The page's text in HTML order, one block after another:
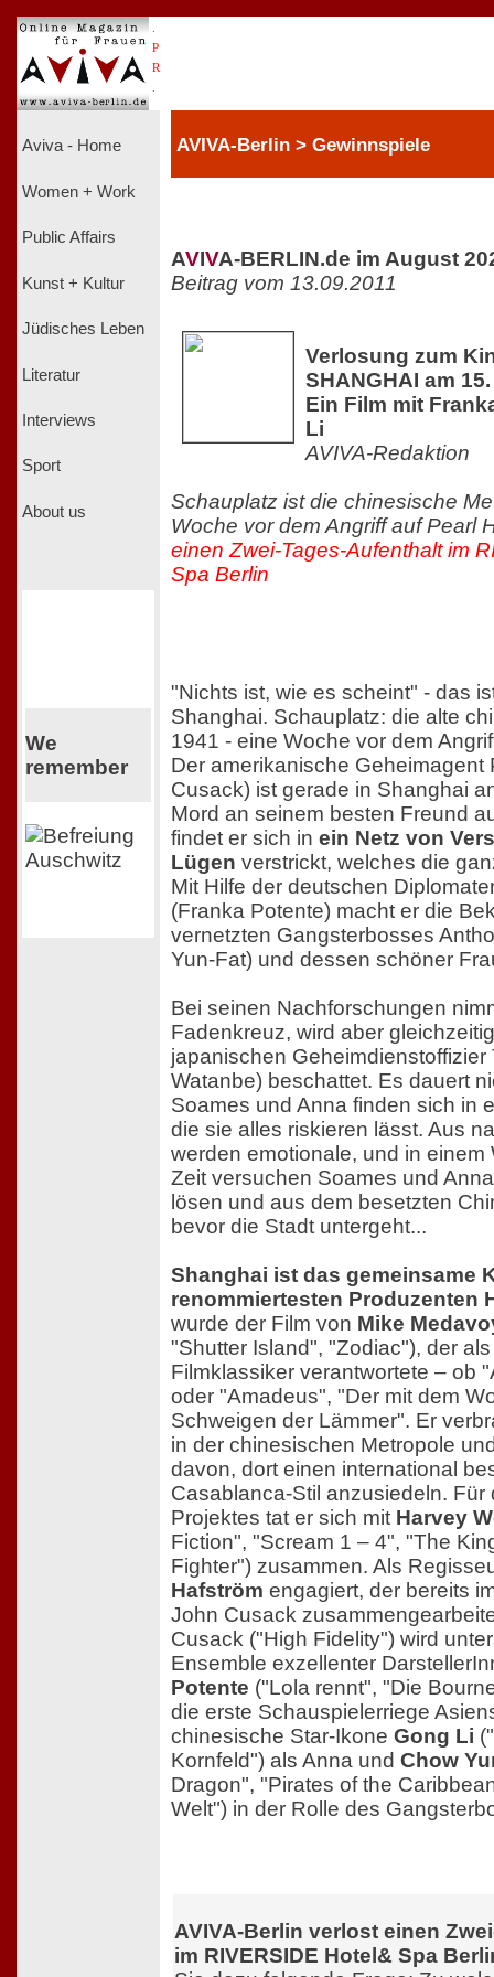
P
R
Aviva - Home
Women + Work
Public Affairs
Kunst + Kultur
Jüdisches Leben
Literatur
Interviews
Sport
About us
We
remember
AVIVA-Berlin > Gewinnspiele
AVIVA-BERLIN.de im August
Beitrag vom 13.09.2011
Verlosung zum
SHANGHAI am
Ein Film mit
Li
AVIVA-Redaktion
Schauplatz ist die chinesische
Woche vor dem Angriff auf Pearl
einen Zwei-Tages-Aufenthalt im
Spa Berlin
"Nichts ist, wie es scheint" - das
Shanghai. Schauplatz: die alte
1941 - eine Woche vor dem
Der amerikanische Geheimagent
Cusack) ist gerade in Shanghai
Mord an seinem besten Freund
findet er sich in ein Netz von
Lügen verstrickt, welches die
Mit Hilfe der deutschen
(Franka Potente) macht er die
vernetzten Gangsterbosses
Yun-Fat) und dessen schöner
Bei seinen Nachforschungen
Fadenkreuz, wird aber
japanischen Geheimdienstoffizier
Watanbe) beschattet. Es dauert
Soames und Anna finden sich in
die sie alles riskieren lässt. Aus
werden emotionale, und in einem
Zeit versuchen Soames und
lösen und aus dem besetzten
bevor die Stadt untergeht...
Shanghai ist das gemeinsame
renommiertesten Produzenten
wurde der Film von Mike
"Shutter Island", "Zodiac"), der
Filmklassiker verantwortete – ob
oder "Amadeus", "Der mit dem
Schweigen der Lämmer". Er
in der chinesischen Metropole
davon, dort einen international
Casablanca-Stil anzusiedeln.
Projektes tat er sich mit Harvey
Fiction", "Scream 1 – 4", "The
Fighter") zusammen. Als
Hafström engagiert, der bereits
John Cusack
Cusack ("High Fidelity") wird
Ensemble exzellenter
Potente ("Lola rennt", "Die
die erste Schauspielerriege
chinesische Star-Ikone Gong Li
Kornfeld") als Anna und Chow
Dragon", "Pirates of the
Welt") in der Rolle des
AVIVA-Berlin verlost einen
im RIVERSIDE Hotel& Spa